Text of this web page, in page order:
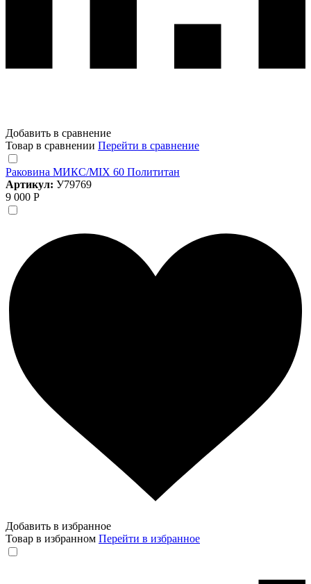
Добавить в сравнение
Товар в сравнении Перейти в сравнение
Раковина МИКС/MIX 60 Полититан
Артикул: У79769
9 000 Р
Добавить в избранное
Товар в избранном Перейти в избранное